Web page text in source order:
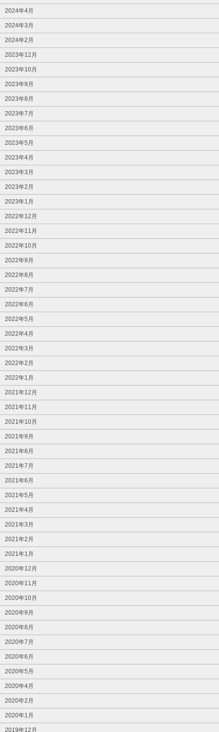
2024年4月
2024年3月
2024年2月
2023年12月
2023年10月
2023年9月
2023年8月
2023年7月
2023年6月
2023年5月
2023年4月
2023年3月
2023年2月
2023年1月
2022年12月
2022年11月
2022年10月
2022年9月
2022年8月
2022年7月
2022年6月
2022年5月
2022年4月
2022年3月
2022年2月
2022年1月
2021年12月
2021年11月
2021年10月
2021年9月
2021年8月
2021年7月
2021年6月
2021年5月
2021年4月
2021年3月
2021年2月
2021年1月
2020年12月
2020年11月
2020年10月
2020年9月
2020年8月
2020年7月
2020年6月
2020年5月
2020年4月
2020年2月
2020年1月
2019年12月